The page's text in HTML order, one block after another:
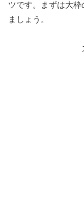
ツです。まずは大
ましょう。